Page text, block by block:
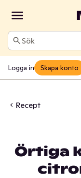
Sök
Logga in Skapa konto
Recept
Örtiga